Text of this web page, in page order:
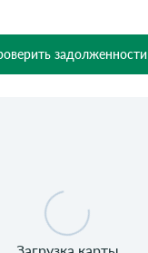
задолженности